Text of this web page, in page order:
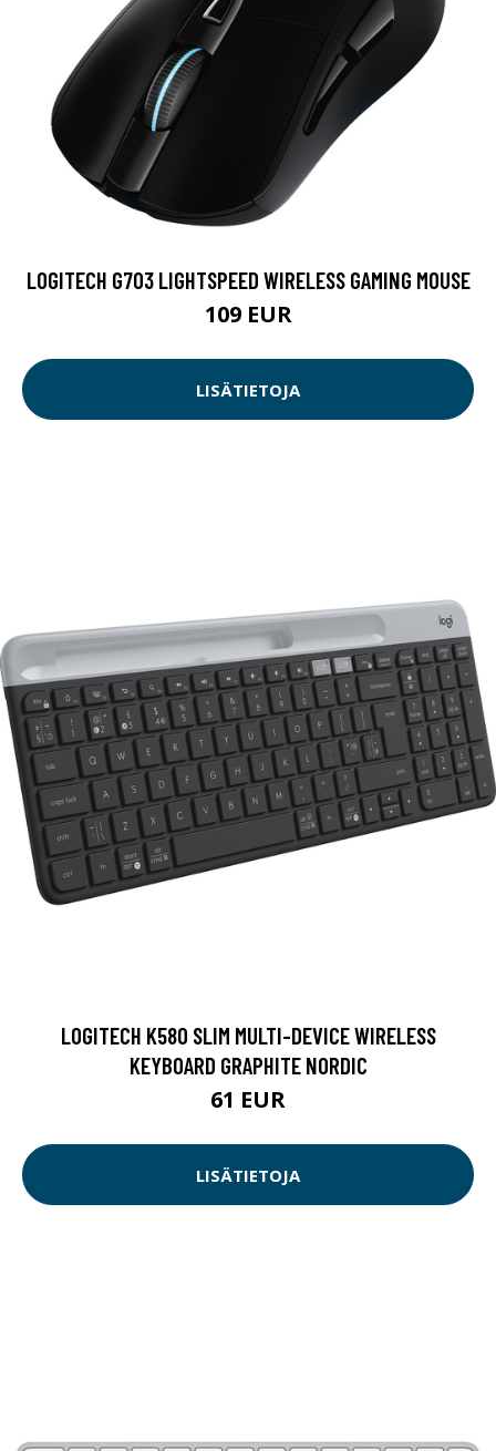
LOGITECH G703 LIGHTSPEED WIRELESS GAMING MOUSE
109 EUR
LISÄTIETOJA
LOGITECH K580 SLIM MULTI-DEVICE WIRELESS
KEYBOARD GRAPHITE NORDIC
61 EUR
LISÄTIETOJA